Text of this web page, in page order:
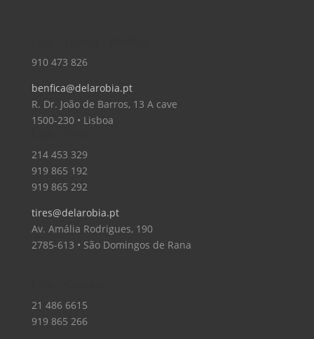
910 473 826
benfica@delarobia.pt
R. Dr. João de Barros, 13 A cave
1500-230 • Lisboa
214 453 329
919 865 192
919 865 292
tires@delarobia.pt
Av. Amália Rodrigues, 190
2785-613 • São Domingos de Rana
21 486 6615
919 865 266